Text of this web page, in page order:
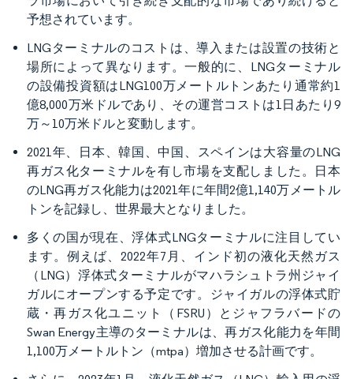
予想されています。
LNGターミナルのコストは、導入または設置の技術と
場所によって異なります。一般的に、LNGターミナル
の設備投資額はLNG100万メートルトンあたり通常約1
億8,000万米ドルであり、その運営コストは1日あたり9
万～10万米ドルと変動します。
2021年、日本、韓国、中国、スペインは大容量のLNG
再ガス化ターミナルを有し市場を支配しました。日本
のLNG再ガス化能力は2021年に年間2億1,140万メートル
トンを記録し、世界最大となりました。
多くの国が現在、浮体式LNGターミナルに注目してい
ます。例えば、2022年7月、インド初の液化天然ガス
（LNG）浮体式ターミナルがマハラシュトラ州ジャイ
ガルにオープンする予定です。ジャイガルの浮体式貯
蔵・再ガス化ユニット（FSRU）とジャフラバードの
Swan Energy主導のターミナルは、再ガス化能力を年間
1,100万メートルトン（mtpa）増加させる計画です。